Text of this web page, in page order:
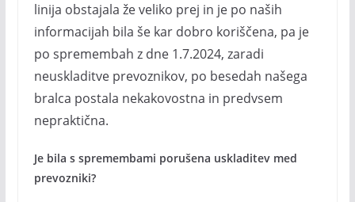
linija obstajala že veliko prej in je po naših
informacijah bila še kar dobro koriščena, pa je
po spremembah z dne 1.7.2024, zaradi
neuskladitve prevoznikov, po besedah našega
bralca postala nekakovostna in predvsem
nepraktična.
Je bila s spremembami porušena uskladitev med
prevozniki?